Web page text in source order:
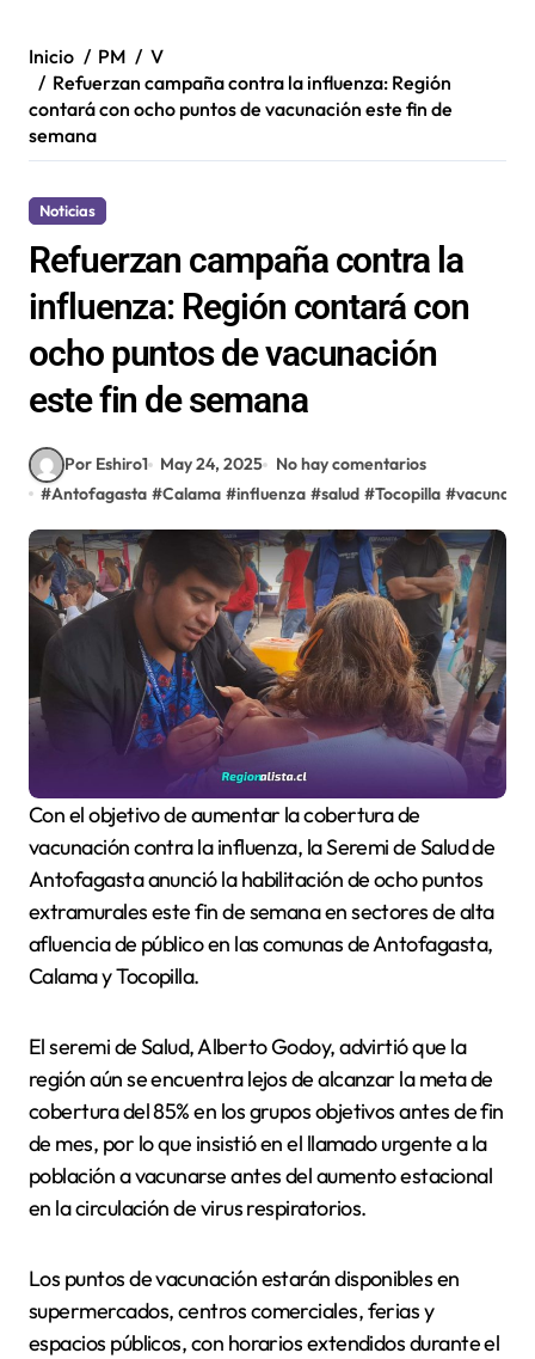
Inicio PM
V
Refuerzan campaña contra la influenza: Región
contará con ocho puntos de vacunación este fin de
semana
Noticias
Refuerzan campaña contra la
influenza: Región contará con
ocho puntos de vacunación
este fin de semana
Por Eshiro1 May 24, 2025
No hay comentarios
#Antofagasta #Calama #influenza #salud #Tocopilla #
Con el objetivo de aumentar la cobertura de
vacunación contra la influenza, la Seremi de Salud de
Antofagasta anunció la habilitación de ocho puntos
extramurales este fin de semana en sectores de alta
afluencia de público en las comunas de Antofagasta,
Calama y Tocopilla.
El seremi de Salud, Alberto Godoy, advirtió que la
región aún se encuentra lejos de alcanzar la meta de
cobertura del 85% en los grupos objetivos antes de fin
de mes, por lo que insistió en el llamado urgente a la
población a vacunarse antes del aumento estacional
en la circulación de virus respiratorios.
Los puntos de vacunación estarán disponibles en
supermercados, centros comerciales, ferias y
espacios públicos, con horarios extendidos durante el